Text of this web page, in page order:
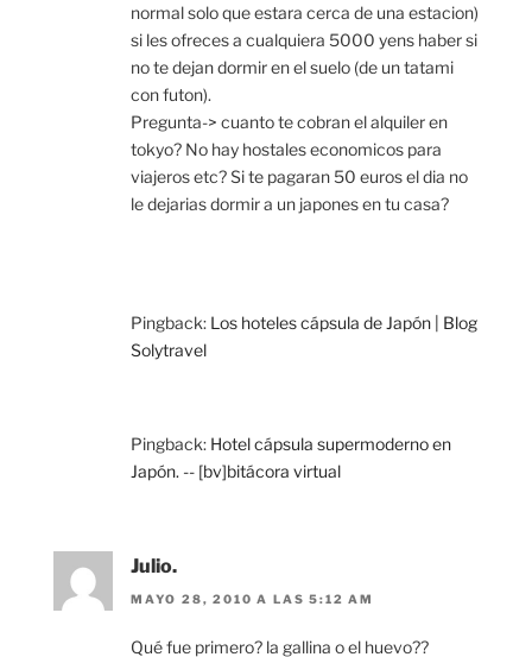
normal solo que estara cerca de una estacion)
si les ofreces a cualquiera 5000 yens haber si
no te dejan dormir en el suelo (de un tatami
con futon).
Pregunta-> cuanto te cobran el alquiler en
tokyo? No hay hostales economicos para
viajeros etc? Si te pagaran 50 euros el dia no
le dejarias dormir a un japones en tu casa?
Pingback: Los hoteles cápsula de Japón | Blog
Solytravel
Pingback: Hotel cápsula supermoderno en
Japón. -- [bv]bitácora virtual
Julio.
MAYO 28, 2010 A LAS 5:12 AM
Qué fue primero? la gallina o el huevo??